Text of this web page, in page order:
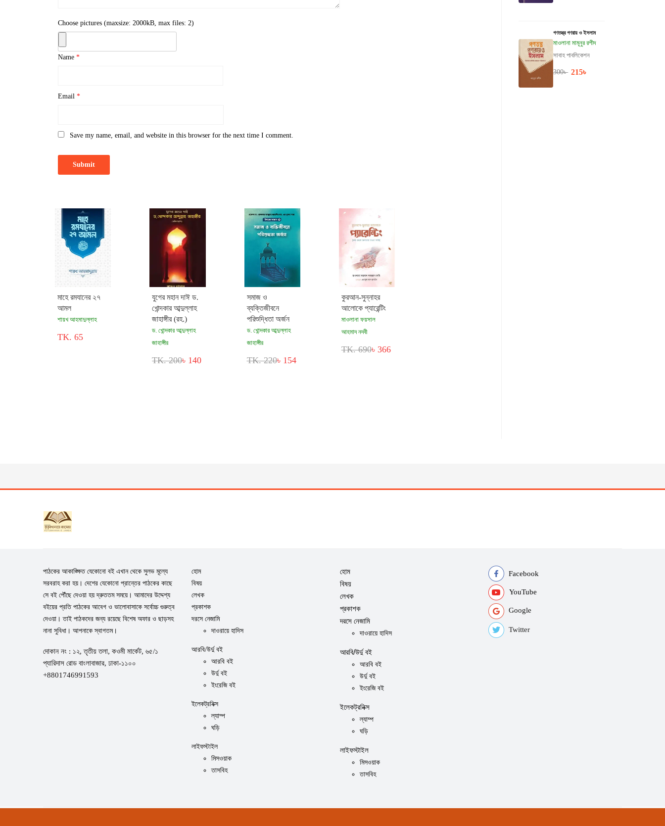
গণতন্ত্র গণরায় ও ইসলাম
মাওলানা মামূনুর রশীদ
সাবাহ পাবলিকেশন
300৳ 215৳
Choose pictures (maxsize: 2000kB, max files: 2)
Name*
Email*
Save my name, email, and website in this browser for the next time I comment.
মাহে রমযানের ২৭
আমল
শায়খ আহমাদুল্লাহ
TK. 65
যুগের মহান দাঈ ড.
খোন্দকার আব্দুল্লাহ
জাহাঙ্গীর (রহ.)
ড. খোন্দকার আব্দুল্লাহ
জাহাঙ্গীর
TK. 200৳ 140
সমাজ ও
ব্যক্তিজীবনে
পরিশুদ্ধিতা অর্জন
ড. খোন্দকার আব্দুল্লাহ
জাহাঙ্গীর
TK. 220৳ 154
কুরআন-সুন্নাহর
আলোকে প্যারেন্টিং
মাওলানা ফয়সাল
আহমাদ নদবী
TK. 690৳ 366
পাঠকের আকাঙ্ক্ষিত যেকোনো বই এখান থেকে সুলভ মূল্যে
সরবরাহ করা হয়। দেশের যেকোনো প্রান্তের পাঠকের কাছে
সে বই পৌঁছে দেওয়া হয় দ্রুততম সময়ে। আমাদের উদ্দেশ্য
বইয়ের প্রতি পাঠকের আবেগ ও ভালোবাসাকে সর্বোচ্চ গুরুত্ব
দেওয়া। তাই পাঠকদের জন্য রয়েছে বিশেষ অফার ও ছাড়সহ
নানা সুবিধা। আপনাকে স্বাগতম।
দোকান নং : ১২, তৃতীয় তলা, কওমী মার্কেট, ৬৫/১
প্যারিদাস রোড বাংলাবাজার, ঢাকা-১১০০
+8801746991593
হোম
বিষয়
লেখক
প্রকাশক
দরসে নেজামি
দাওরায়ে হাদিস
আরবি/উর্দু বই
আরবি বই
উর্দু বই
ইংরেজি বই
ইলেকট্রনিক্স
ল্যাম্প
ঘড়ি
লাইফস্টাইল
মিসওয়াক
তাসবিহ
হোম
বিষয়
লেখক
প্রকাশক
দরসে নেজামি
দাওরায়ে হাদিস
আরবি/উর্দু বই
আরবি বই
উর্দু বই
ইংরেজি বই
ইলেকট্রনিক্স
ল্যাম্প
ঘড়ি
লাইফস্টাইল
মিসওয়াক
তাসবিহ
Facebook
YouTube
Google
Twitter